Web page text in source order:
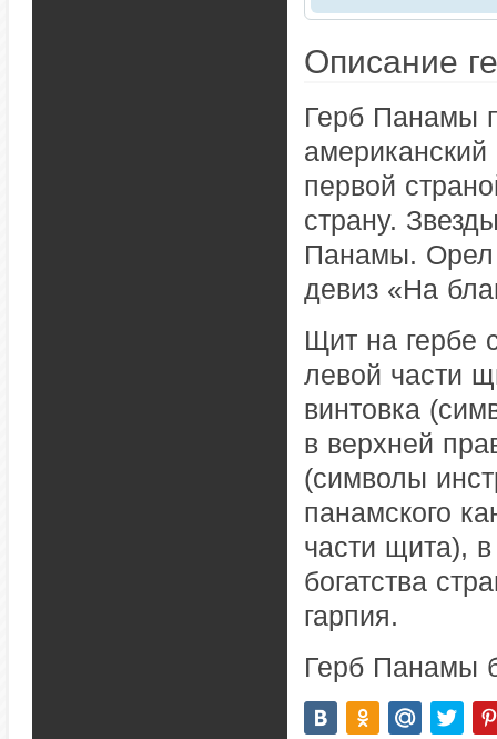
Описание
Герб Панамы
первой
страну.
Панамы. Орел
девиз «На
Щит на гербе
левой части
винтовка
в верхней
(символы
панамского
части щита),
богатства
гарпия.
Герб Панамы